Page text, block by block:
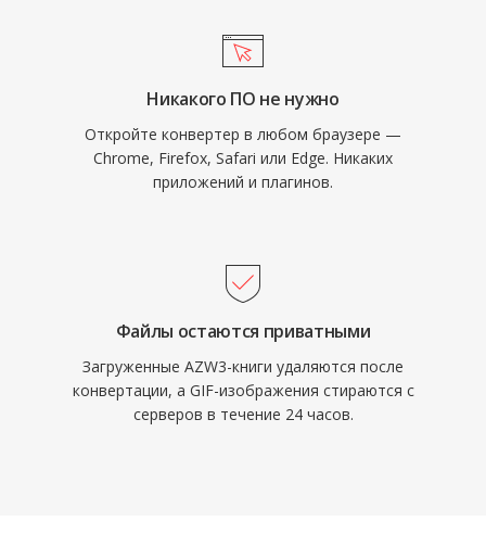
Никакого ПО не нужно
Откройте конвертер в любом браузере —
Chrome, Firefox, Safari или Edge. Никаких
приложений и плагинов.
Файлы остаются приватными
Загруженные AZW3-книги удаляются после
конвертации, а GIF-изображения стираются с
серверов в течение 24 часов.